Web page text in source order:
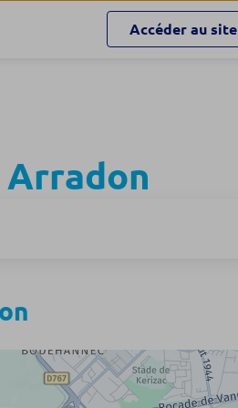
Accéder au site
Arradon